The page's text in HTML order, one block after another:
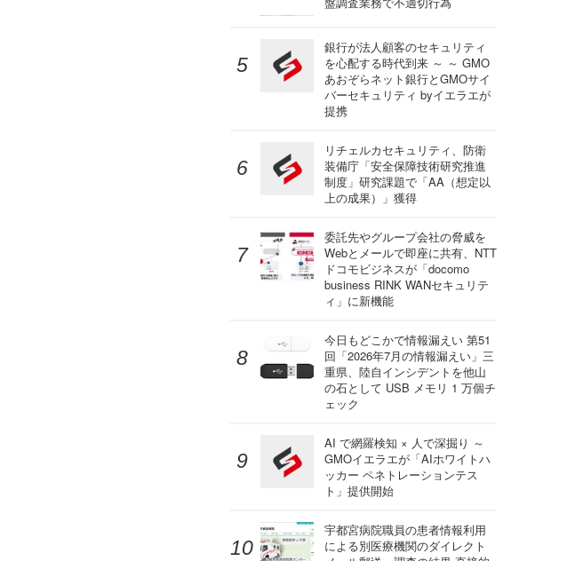
銀行が法人顧客のセキュリティ
を心配する時代到来 ～ ～ GMO
あおぞらネット銀行とGMOサイ
バーセキュリティ byイエラエが
提携
リチェルカセキュリティ、防衛
装備庁「安全保障技術研究推進
制度」研究課題で「AA（想定以
上の成果）」獲得
委託先やグループ会社の脅威を
Webとメールで即座に共有、NTT
ドコモビジネスが「docomo
business RINK WANセキュリテ
ィ」に新機能
今日もどこかで情報漏えい 第51
回「2026年7月の情報漏えい」三
重県、陸自インシデントを他山
の石として USB メモリ 1 万個チ
ェック
AI で網羅検知 × 人で深掘り ～
GMOイエラエが「AIホワイトハ
ッカー ペネトレーションテス
ト」提供開始
宇都宮病院職員の患者情報利用
による別医療機関のダイレクト